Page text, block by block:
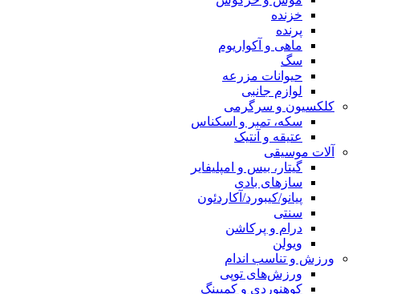
خزنده
پرنده
ماهی و آکواریوم
سگ
حیوانات مزرعه
لوازم جانبی
کلکسیون و سرگرمی
سکه، تمبر و اسکناس
عتیقه و آنتیک
آلات موسیقی
گیتار، بیس و امپلیفایر
سازهای بادی
پیانو/کیبورد/آکاردئون
سنتی
درام و پرکاشن
ویولن
ورزش و تناسب اندام
ورزش‌های توپی
کوهنوردی و کمپینگ